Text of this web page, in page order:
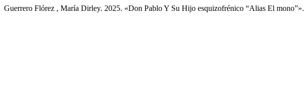
Guerrero Flórez , María Dirley. 2025. «Don Pablo Y Su Hijo esquizofrénico “Alias El mono”».